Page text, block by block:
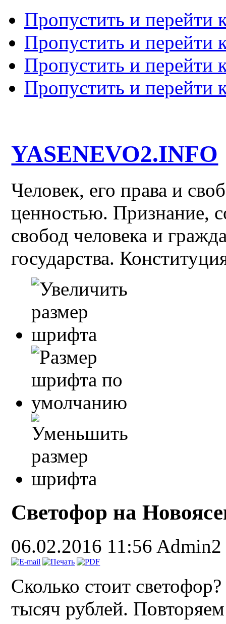
Пропустить и перейти
Пропустить и перейти
Пропустить и перейти
Пропустить и перейти
YASENEVO2.INFO
Человек, его права и
ценностью. Признание,
свобод человека и
государства.
Светофор на
06.02.2016 11:56 Admin2
Сколько стоит
тысяч рублей.